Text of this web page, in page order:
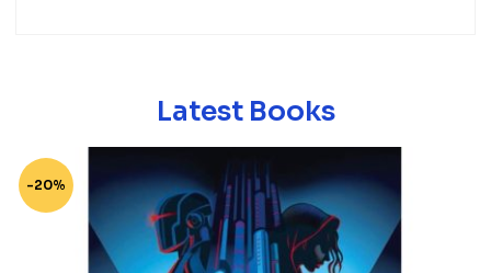
Latest Books
-20%